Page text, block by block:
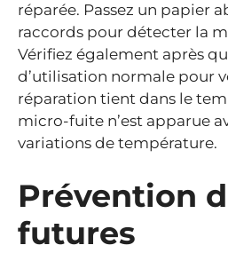
réparée. Passez un papier
raccords pour détecter la
Vérifiez également après
d’utilisation normale pour
réparation tient dans le
micro-fuite n’est apparue
variations de température.
Prévention
futures